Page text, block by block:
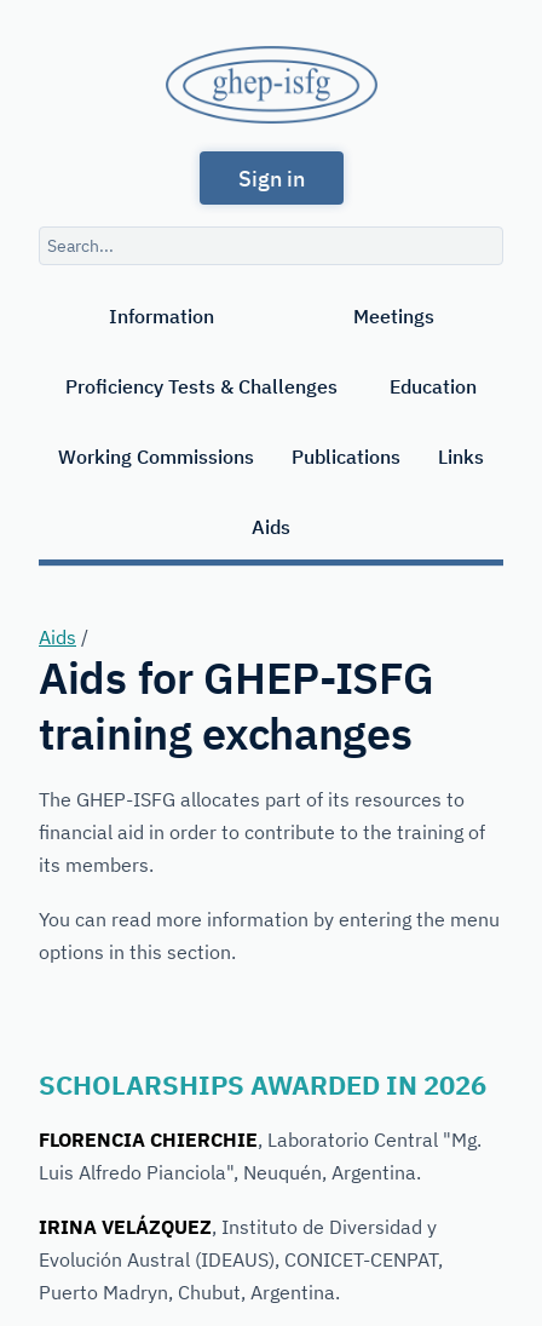
GHEP
-
ISFG
Portuguese-
speaking
Working
International
Forensic
Sign in
Search
query
Information Meetings
Proficiency Tests & Challenges Education
Working Commissions Publications Links
Aids
Aids /
Aids for GHEP-ISFG
training exchanges
The GHEP-ISFG allocates part of its resources to
financial aid in order to contribute to the training of
its members.
You can read more information by entering the menu
options in this section.
SCHOLARSHIPS AWARDED IN 2026
FLORENCIA CHIERCHIE, Laboratorio Central "Mg.
Luis Alfredo Pianciola", Neuquén, Argentina.
IRINA VELÁZQUEZ, Instituto de Diversidad y
Evolución Austral (IDEAUS), CONICET-CENPAT,
Puerto Madryn, Chubut, Argentina.